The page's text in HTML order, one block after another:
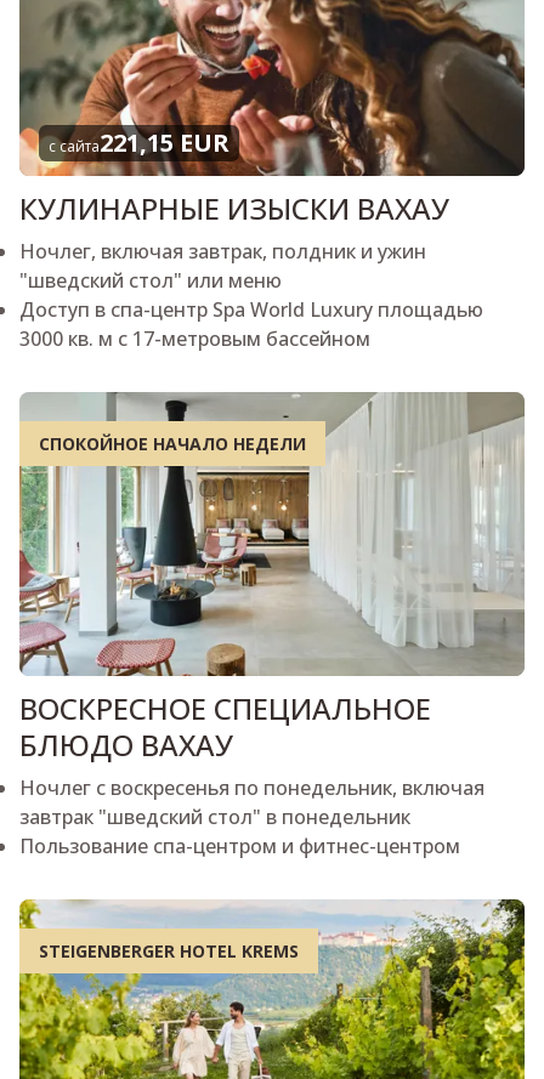
с сайта221,15 EUR
КУЛИНАРНЫЕ ИЗЫСКИ ВАХАУ
Ночлег, включая завтрак, полдник и ужин
"шведский стол" или меню
Доступ в спа-центр Spa World Luxury площадью
3000 кв. м с 17-метровым бассейном
СПОКОЙНОЕ НАЧАЛО НЕДЕЛИ
ВОСКРЕСНОЕ СПЕЦИАЛЬНОЕ
БЛЮДО ВАХАУ
Ночлег с воскресенья по понедельник, включая
завтрак "шведский стол" в понедельник
Пользование спа-центром и фитнес-центром
STEIGENBERGER HOTEL KREMS